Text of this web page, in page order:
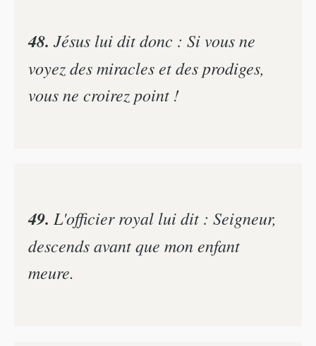
48. Jésus lui dit donc : Si vous ne
voyez des miracles et des prodiges,
vous ne croirez point !
49. L'officier royal lui dit : Seigneur,
descends avant que mon enfant
meure.